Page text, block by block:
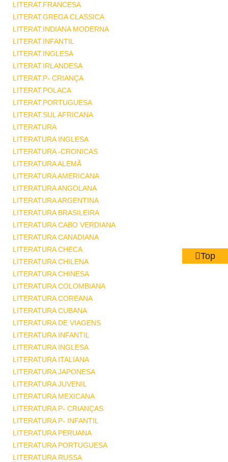
LITERAT.FRANCESA
LITERAT.GREGA CLASSICA
LITERAT.INDIANA MODERNA
LITERAT.INFANTIL
LITERAT.INGLESA
LITERAT.IRLANDESA
LITERAT.P- CRIANÇA
LITERAT.POLACA
LITERAT.PORTUGUESA
LITERAT.SUL AFRICANA
LITERATURA
LITERATURA INGLESA
LITERATURA -CRONICAS
LITERATURA ALEMÃ
LITERATURA AMERICANA
LITERATURA ANGOLANA
LITERATURA ARGENTINA
LITERATURA BRASILEIRA
LITERATURA CABO VERDIANA
LITERATURA CANADIANA
LITERATURA CHECA
LITERATURA CHILENA
LITERATURA CHINESA
LITERATURA COLOMBIANA
LITERATURA COREANA
LITERATURA CUBANA
LITERATURA DE VIAGENS
LITERATURA INFANTIL
LITERATURA INGLESA
LITERATURA ITALIANA
LITERATURA JAPONESA
LITERATURA JUVENIL
LITERATURA MEXICANA
LITERATURA P- CRIANÇAS
LITERATURA P- INFANTIL
LITERATURA PERUANA
LITERATURA PORTUGUESA
LITERATURA RUSSA
Top